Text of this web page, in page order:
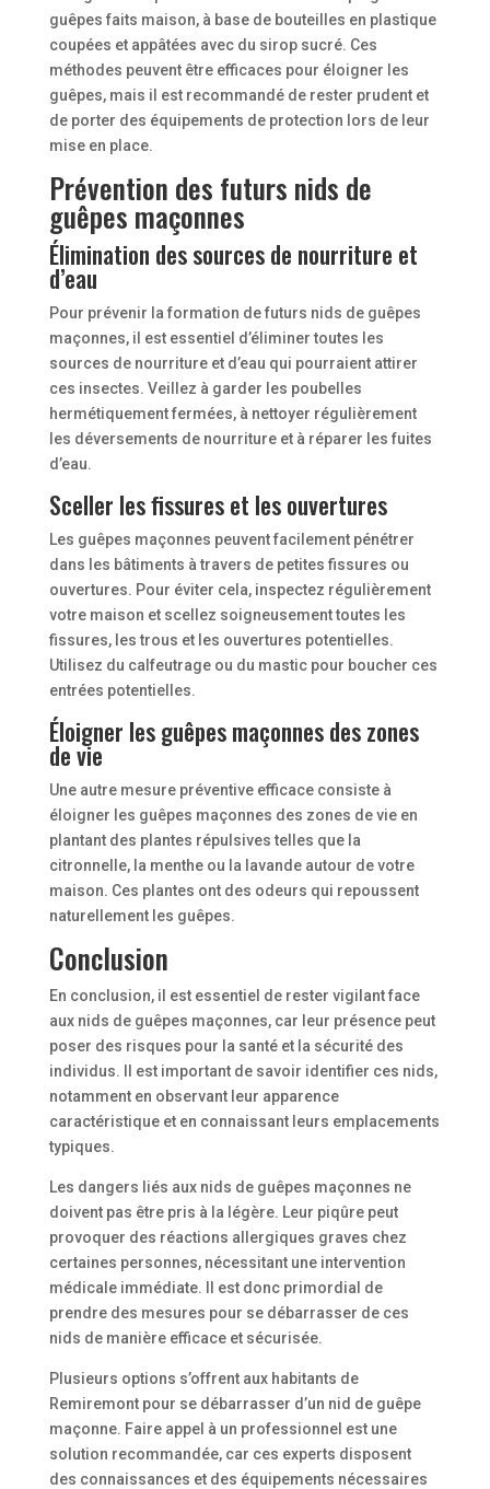
guêpes faits maison, à base de bouteilles en plastique
coupées et appâtées avec du sirop sucré. Ces
méthodes peuvent être efficaces pour éloigner les
guêpes, mais il est recommandé de rester prudent et
de porter des équipements de protection lors de leur
mise en place.
Prévention des futurs nids de
guêpes maçonnes
Élimination des sources de nourriture et
d’eau
Pour prévenir la formation de futurs nids de guêpes
maçonnes, il est essentiel d’éliminer toutes les
sources de nourriture et d’eau qui pourraient attirer
ces insectes. Veillez à garder les poubelles
hermétiquement fermées, à nettoyer régulièrement
les déversements de nourriture et à réparer les fuites
d’eau.
Sceller les fissures et les ouvertures
Les guêpes maçonnes peuvent facilement pénétrer
dans les bâtiments à travers de petites fissures ou
ouvertures. Pour éviter cela, inspectez régulièrement
votre maison et scellez soigneusement toutes les
fissures, les trous et les ouvertures potentielles.
Utilisez du calfeutrage ou du mastic pour boucher ces
entrées potentielles.
Éloigner les guêpes maçonnes des zones
de vie
Une autre mesure préventive efficace consiste à
éloigner les guêpes maçonnes des zones de vie en
plantant des plantes répulsives telles que la
citronnelle, la menthe ou la lavande autour de votre
maison. Ces plantes ont des odeurs qui repoussent
naturellement les guêpes.
Conclusion
En conclusion, il est essentiel de rester vigilant face
aux nids de guêpes maçonnes, car leur présence peut
poser des risques pour la santé et la sécurité des
individus. Il est important de savoir identifier ces nids,
notamment en observant leur apparence
caractéristique et en connaissant leurs emplacements
typiques.
Les dangers liés aux nids de guêpes maçonnes ne
doivent pas être pris à la légère. Leur piqûre peut
provoquer des réactions allergiques graves chez
certaines personnes, nécessitant une intervention
médicale immédiate. Il est donc primordial de
prendre des mesures pour se débarrasser de ces
nids de manière efficace et sécurisée.
Plusieurs options s’offrent aux habitants de
Remiremont pour se débarrasser d’un nid de guêpe
maçonne. Faire appel à un professionnel est une
solution recommandée, car ces experts disposent
des connaissances et des équipements nécessaires